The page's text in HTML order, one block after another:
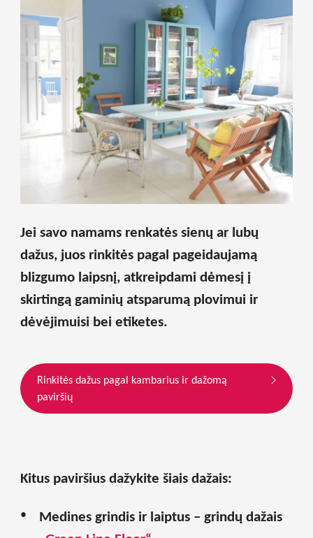
Jei savo namams renkatės sienų ar lubų
dažus, juos rinkitės pagal pageidaujamą
blizgumo laipsnį, atkreipdami dėmesį į
skirtingą gaminių atsparumą plovimui ir
dėvėjimuisi bei etiketes.
Rinkitės dažus pagal kambarius ir dažomą
paviršių
Kitus paviršius dažykite šiais dažais:
Medines grindis ir laiptus – grindų dažais